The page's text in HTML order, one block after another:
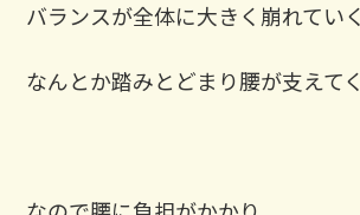
バランスが全体に大きく崩れてい
なんとか踏みとどまり腰が支えて